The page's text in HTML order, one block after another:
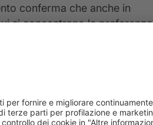
conferma che anche in
si concentrano le preferenze
che passa dal 16,3% al